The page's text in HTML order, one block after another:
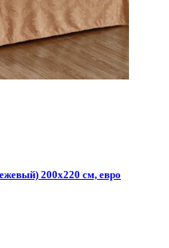
200х220 см, евро